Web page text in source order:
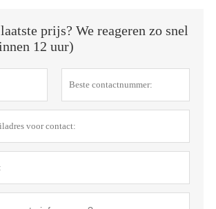
prijs? We reageren zo snel
12 uur)